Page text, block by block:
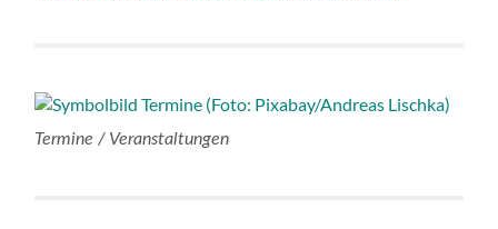
Termine / Veranstaltungen